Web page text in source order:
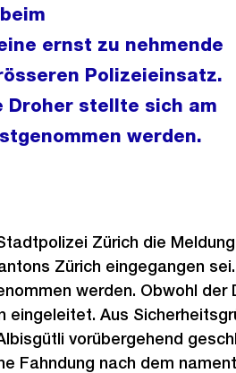
ernst zu nehmende
Polizeieinsatz.
Droher stellte sich am
werden.
Zürich die
Zürich eingegangen
werden. Obwohl der
eingeleitet. Aus
vorübergehend
Fahndung nach dem